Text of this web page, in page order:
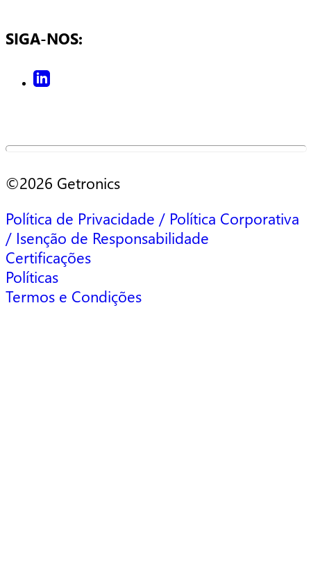
SIGA-NOS:
©2026 Getronics
Política de Privacidade / Política Corporativa
/ Isenção de Responsabilidade
Certificações
Políticas
Termos e Condições